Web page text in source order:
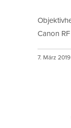
Canon
7. März 2019